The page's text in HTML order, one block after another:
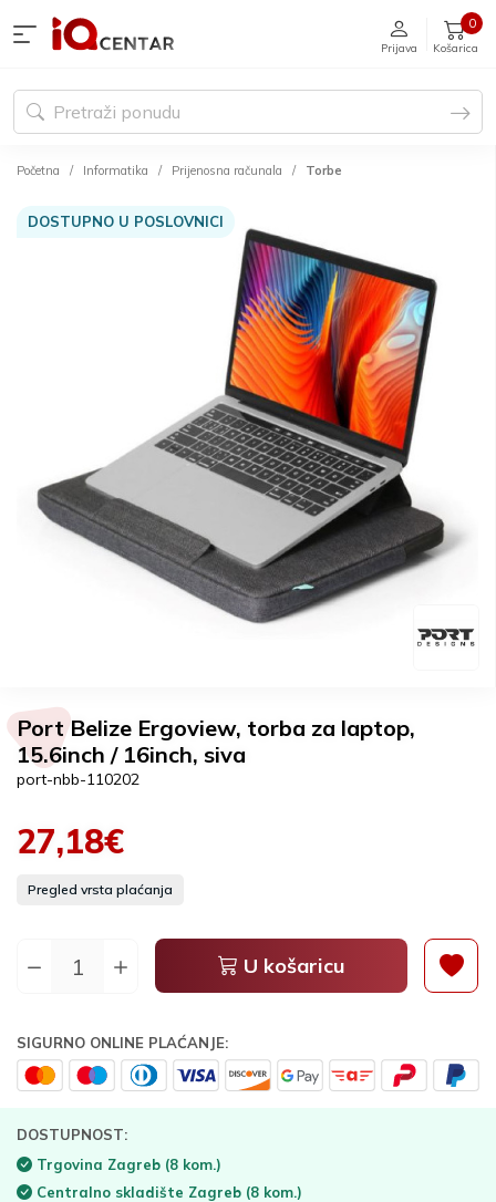
Prijava Košarica
0
Početna Informatika Prijenosna računala Torbe
DOSTUPNO U POSLOVNICI
Port Belize Ergoview, torba za laptop,
15.6inch / 16inch, siva
port-nbb-110202
27,18€
Pregled vrsta plaćanja
U košaricu
SIGURNO ONLINE PLAĆANJE:
DOSTUPNOST:
Trgovina Zagreb (8 kom.)
Centralno skladište Zagreb (8 kom.)